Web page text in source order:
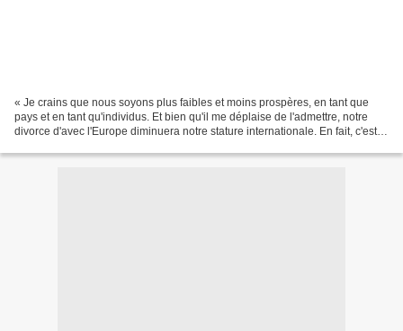
« Je crains que nous soyons plus faibles et moins prospères, en tant que
pays et en tant qu'individus. Et bien qu'il me déplaise de l'admettre, notre
divorce d'avec l'Europe diminuera notre stature internationale. En fait, c'est